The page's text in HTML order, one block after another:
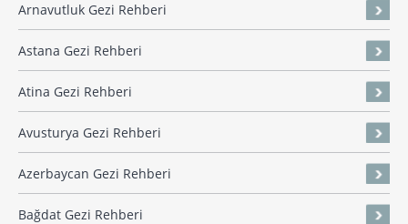
Arnavutluk Gezi Rehberi
Astana Gezi Rehberi
Atina Gezi Rehberi
Avusturya Gezi Rehberi
Azerbaycan Gezi Rehberi
Bağdat Gezi Rehberi